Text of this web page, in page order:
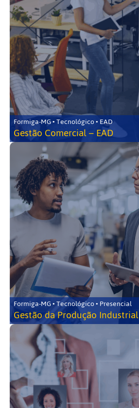
Formiga-MG • Tecnológico • EAD
Gestão Comercial – EAD
Formiga-MG • Tecnológico • Presencial
Gestão da Produção Industrial